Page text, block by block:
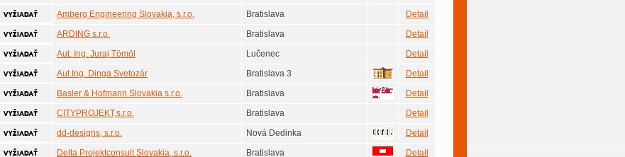
Amberg Engineering Slovakia, s.r.o.
Bratislava
Detail
ARDING s.r.o.
Bratislava
Detail
Aut. Ing. Juraj Tömöl
Lučenec
Detail
Aut.Ing. Dinga Svetozár
Bratislava 3
Detail
Basler & Hofmann Slovakia s.r.o.
Bratislava
Detail
CITYPROJEKT,s.r.o.
Bratislava
Detail
dd-designs, s.r.o.
Nová Dedinka
Detail
Delta Projektconsult Slovakia, s.r.o.
Bratislava Detail